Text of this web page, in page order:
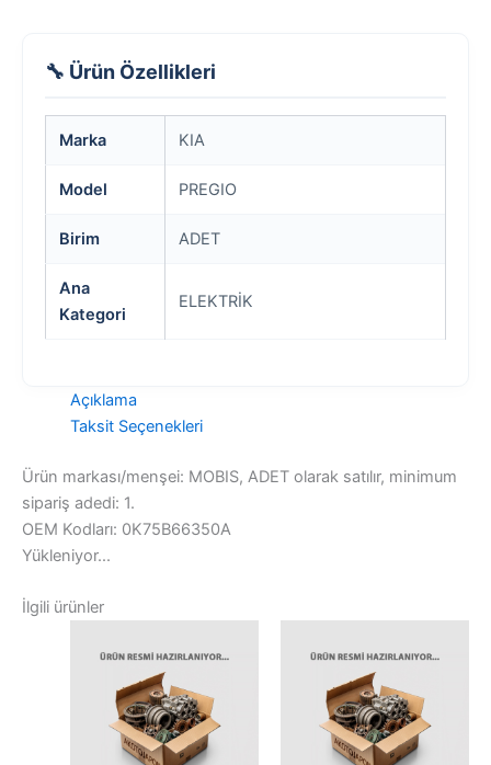
🔧 Ürün Özellikleri
Marka KIA
Model PREGIO
Birim ADET
Ana
Kategori
ELEKTRİK
Açıklama
Taksit Seçenekleri
Ürün markası/menşei: MOBIS, ADET olarak satılır, minimum
sipariş adedi: 1.
OEM Kodları: 0K75B66350A
Yükleniyor...
İlgili ürünler